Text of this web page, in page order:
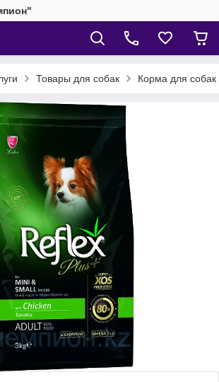
Товары для собак Корма для собак